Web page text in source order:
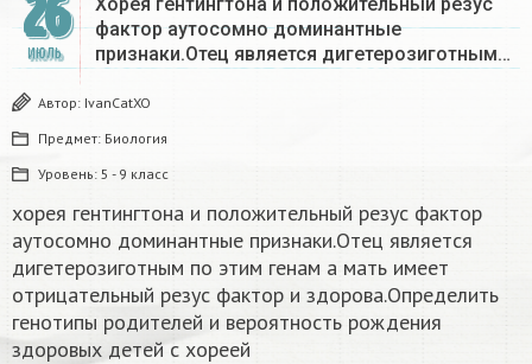
26
ИЮЛЬ
фактор аутосомно доминантные
признаки.Отец является дигетерозиготным…
Автор: IvanCatXO
Предмет: Биология
Уровень: 5 - 9 класс
хорея гентингтона и положительный резус фактор
аутосомно доминантные признаки.Отец является
дигетерозиготным по этим генам а мать имеет
отрицательный резус фактор и здорова.Определить
генотипы родителей и вероятность рождения
здоровых детей с хореей